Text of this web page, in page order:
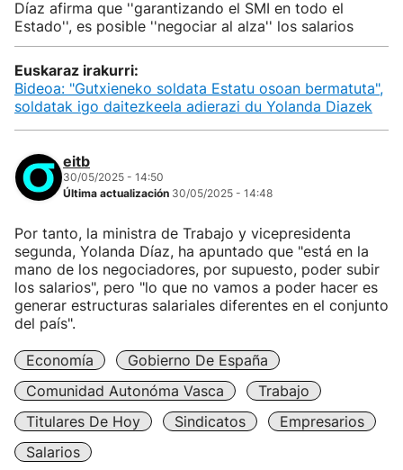
Díaz afirma que ''garantizando el SMI en todo el
Estado'', es posible ''negociar al alza'' los salarios
Euskaraz irakurri:
Bideoa: "Gutxieneko soldata Estatu osoan bermatuta",
soldatak igo daitezkeela adierazi du Yolanda Diazek
eitb
30/05/2025 - 14:50
Última actualización 30/05/2025 - 14:48
Por tanto, la ministra de Trabajo y vicepresidenta
segunda, Yolanda Díaz, ha apuntado que "está en la
mano de los negociadores, por supuesto, poder subir
los salarios", pero "lo que no vamos a poder hacer es
generar estructuras salariales diferentes en el conjunto
del país".
Economía
Gobierno De España
Comunidad Autonóma Vasca
Trabajo
Titulares De Hoy
Sindicatos
Empresarios
Salarios